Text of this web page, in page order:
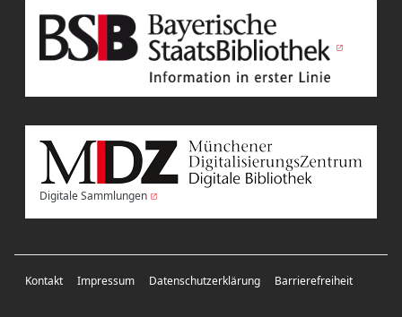
Digitale Sammlungen
Kontakt Impressum Datenschutzerklärung Barrierefreiheit